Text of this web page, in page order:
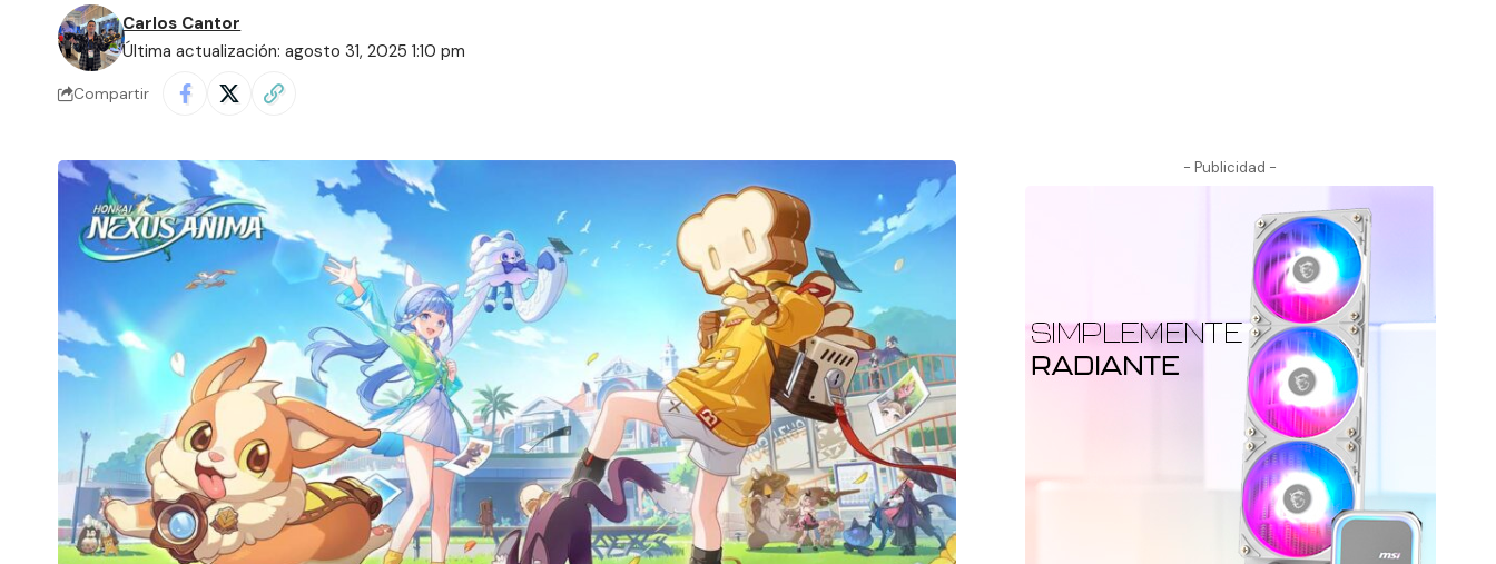
Última actualización: agosto 31, 2025 1:10 pm
Carlos Cantor
Compartir
- Publicidad -